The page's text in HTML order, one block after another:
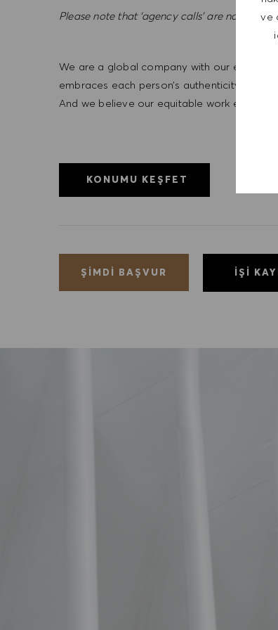
ve
Please note that ‘agency calls’ are not
We are a global company with our
embraces each person’s authenticity and
And we believe our equitable work
KONUMU KEŞFET
ŞIMDI BAŞVUR İŞI